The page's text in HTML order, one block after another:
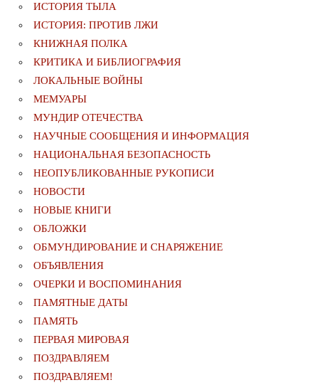
ИСТОРИЯ ТЫЛА
ИСТОРИЯ: ПРОТИВ ЛЖИ
КНИЖНАЯ ПОЛКА
КРИТИКА И БИБЛИОГРАФИЯ
ЛОКАЛЬНЫЕ ВОЙНЫ
МЕМУАРЫ
МУНДИР ОТЕЧЕСТВА
НАУЧНЫЕ СООБЩЕНИЯ И ИНФОРМАЦИЯ
НАЦИОНАЛЬНАЯ БЕЗОПАСНОСТЬ
НЕОПУБЛИКОВАННЫЕ РУКОПИСИ
НОВОСТИ
НОВЫЕ КНИГИ
ОБЛОЖКИ
ОБМУНДИРОВАНИЕ И СНАРЯЖЕНИЕ
ОБЪЯВЛЕНИЯ
ОЧЕРКИ И ВОСПОМИНАНИЯ
ПАМЯТНЫЕ ДАТЫ
ПАМЯТЬ
ПЕРВАЯ МИРОВАЯ
ПОЗДРАВЛЯЕМ
ПОЗДРАВЛЯЕМ!